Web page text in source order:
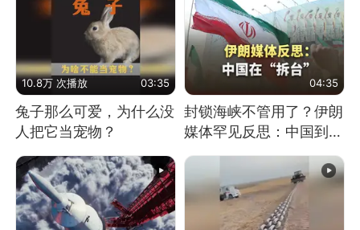
10.8万 次播放 03:35
兔子那么可爱，为什么没
人把它当宠物？
04:35
封锁海峡不管用了？伊朗
媒体罕见反思：中国到底